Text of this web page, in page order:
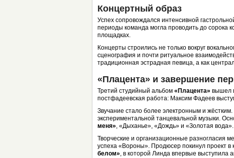
Концертный образ
Успех сопровождался интенсивной
периоды команда могла проводить до сорока
площадках.
Концерты строились не только вокруг
сценография и почти ритуальное
традиционная эстрадная певица, а как
«Плацента» и завершение
Третий студийный альбом «Плацента» вышел
постфадеевская работа: Максим Фадеев
Звучание стало более электронным и
экспериментальной танцевальной музыки.
меня», «Дыханье», «Дождь» и «Золотая вода».
Творческие и организационные разногласия
успеха «Вороны». Продюсер покинул проект
белом», в которой Линда впервые выступила